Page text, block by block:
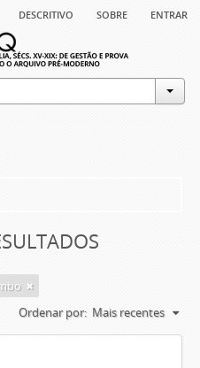
descritivo sobre entrar
Ordenar por: Mais recentes